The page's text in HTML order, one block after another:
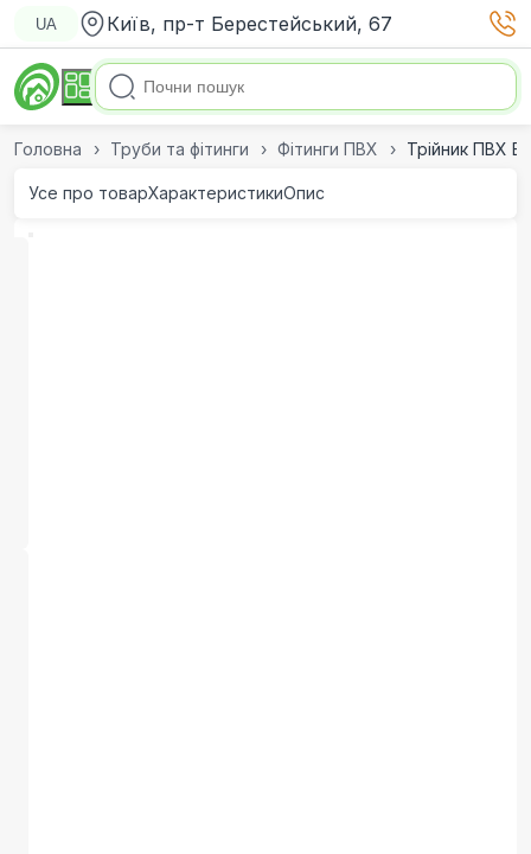
UA Київ, пр-т Берестейський, 67
Головна Труби та фітинги Фітинги ПВХ Трійник ПВХ
Усе про товарХарактеристикиОпис